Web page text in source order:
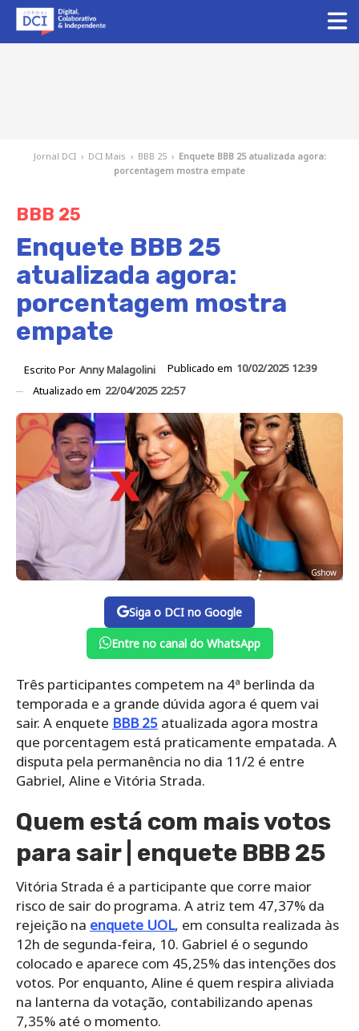
Jornal DCI › DCI Mais › BBB 25 › Enquete BBB 25 atualizada agora:
porcentagem mostra empate
BBB 25
Enquete BBB 25
atualizada agora:
porcentagem mostra
empate
Escrito Por Anny Malagolini Publicado em 10/02/2025 12:39
Atualizado em 22/04/2025 22:57
Gshow
Siga o DCI no Google
Entre no canal do WhatsApp
Três participantes competem na 4ª berlinda da
temporada e a grande dúvida agora é quem vai
sair. A enquete BBB 25 atualizada agora mostra
que porcentagem está praticamente empatada. A
disputa pela permanência no dia 11/2 é entre
Gabriel, Aline e Vitória Strada.
Quem está com mais votos
para sair | enquete BBB 25
Vitória Strada é a participante que corre maior
risco de sair do programa. A atriz tem 47,37% da
rejeição na enquete UOL, em consulta realizada às
12h de segunda-feira, 10. Gabriel é o segundo
colocado e aparece com 45,25% das intenções dos
votos. Por enquanto, Aline é quem respira aliviada
na lanterna da votação, contabilizando apenas
7,35% até o momento.